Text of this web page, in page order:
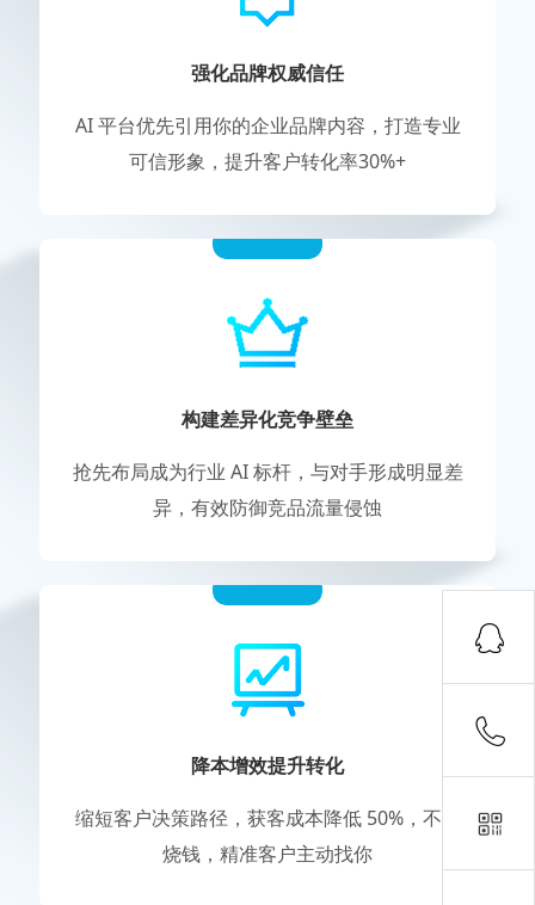
强化品牌权威信任
AI 平台优先引用你的企业品牌内容，打造专业
可信形象，提升客户转化率30%+
构建差异化竞争壁垒
抢先布局成为行业 AI 标杆，与对手形成明显差
异，有效防御竞品流量侵蚀
降本增效提升转化
缩短客户决策路径，获客成本降低 50%，不用
烧钱，精准客户主动找你